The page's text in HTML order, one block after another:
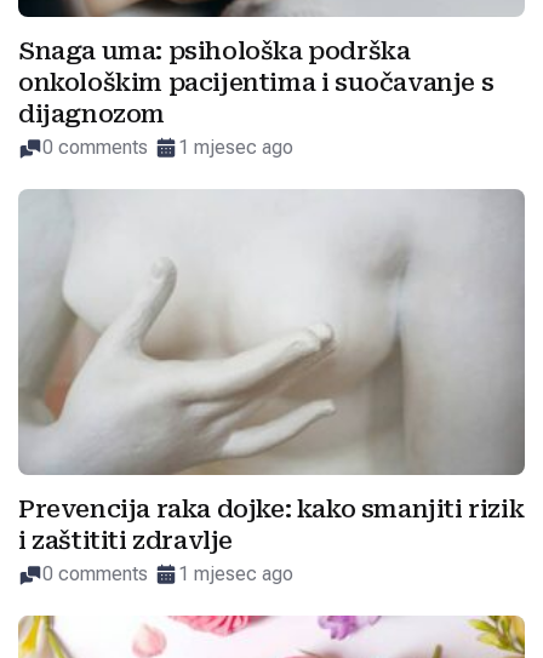
Snaga uma: psihološka podrška
onkološkim pacijentima i suočavanje s
dijagnozom
0 comments 1 mjesec ago
Prevencija raka dojke: kako smanjiti rizik
i zaštititi zdravlje
0 comments 1 mjesec ago